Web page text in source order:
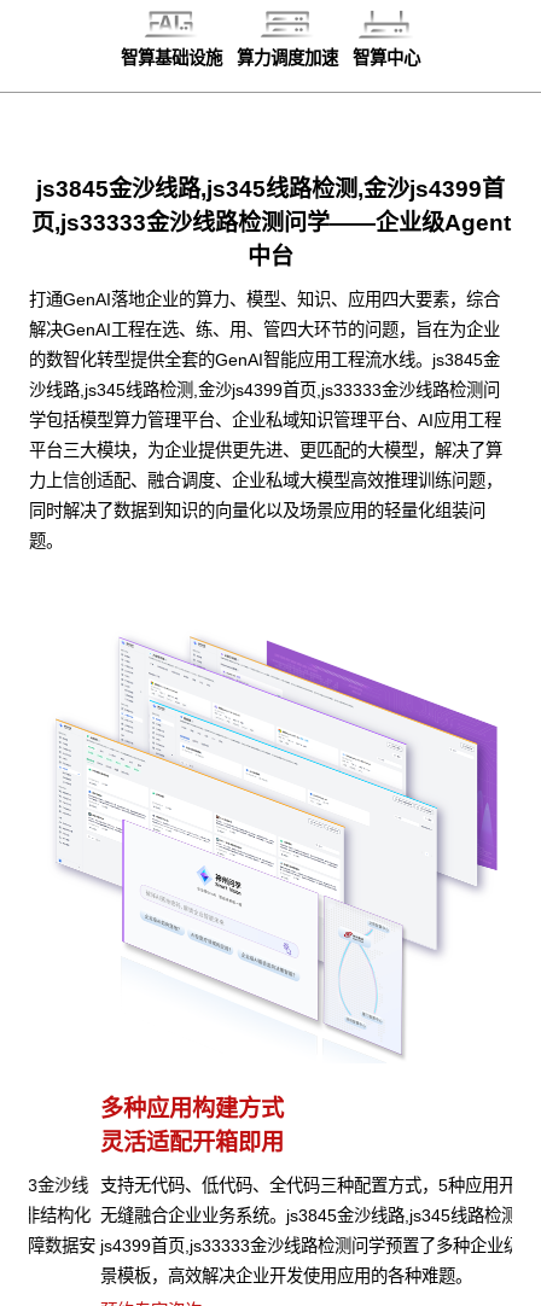
智算基础设施 算力调度加速 智算中心
js3845金沙线路,js345线路检测,金沙js4399首
页,js33333金沙线路检测问学——企业级Agent
中台
打通GenAI落地企业的算力、模型、知识、应用四大要素，综合
解决GenAI工程在选、练、用、管四大环节的问题，旨在为企业
的数智化转型提供全套的GenAI智能应用工程流水线。js3845金
沙线路,js345线路检测,金沙js4399首页,js33333金沙线路检测问
学包括模型算力管理平台、企业私域知识管理平台、AI应用工程
平台三大模块，为企业提供更先进、更匹配的大模型，解决了算
力上信创适配、融合调度、企业私域大模型高效推理训练问题，
同时解决了数据到知识的向量化以及场景应用的轻量化组装问
题。
多种应用构建方式
灵活适配开箱即用
支持无代码、低代码、全代码三种配置方式，5种应用开发模式，
无缝融合企业业务系统。js3845金沙线路,js345线路检测,金沙
js4399首页,js33333金沙线路检测问学预置了多种企业级应用场
景模板，高效解决企业开发使用应用的各种难题。